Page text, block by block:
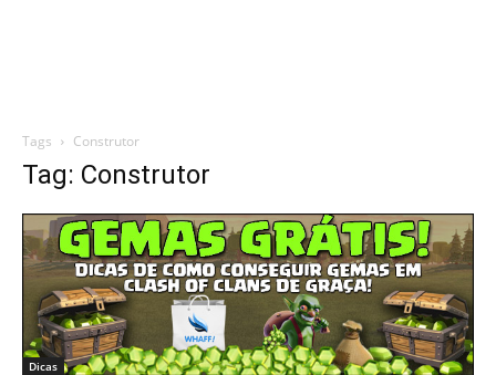
Tags Construtor
Tag: Construtor
Dicas